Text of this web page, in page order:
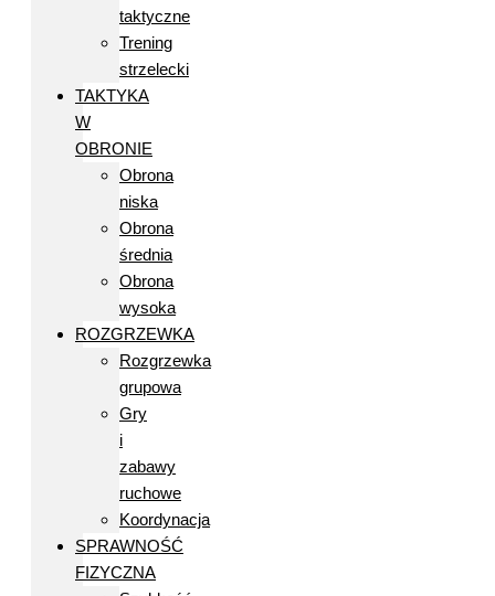
taktyczne
Trening
strzelecki
TAKTYKA
W
OBRONIE
Obrona
niska
Obrona
średnia
Obrona
wysoka
ROZGRZEWKA
Rozgrzewka
grupowa
Gry
i
zabawy
ruchowe
Koordynacja
SPRAWNOŚĆ
FIZYCZNA